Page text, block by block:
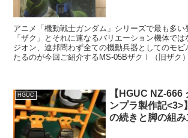
アニメ「機動戦士ガンダム」シリーズで最も多
「ザク」とそれに連なるバリエーション機体では
ジオン、連邦問わず全ての機動兵器としてのモビ
たるのが今回ご紹介するMS-05BザクⅠ（旧ザク
HGUC
【HGUC NZ-666
ンプラ製作記<3>
の続きと脚の組み